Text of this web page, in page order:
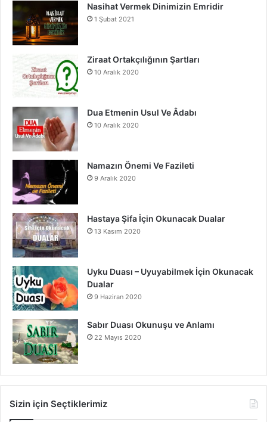
b
o
u
e
a
r
Nasihat Vermek Dinimizin Emridir
1 Şubat 2021
Ziraat Ortakçılığının Şartları
10 Aralık 2020
Dua Etmenin Usul Ve Âdabı
10 Aralık 2020
Namazın Önemi Ve Fazileti
9 Aralık 2020
Hastaya Şifa İçin Okunacak Dualar
13 Kasım 2020
Uyku Duası – Uyuyabilmek İçin Okunacak
Dualar
9 Haziran 2020
Sabır Duası Okunuşu ve Anlamı
22 Mayıs 2020
Sizin için Seçtiklerimiz